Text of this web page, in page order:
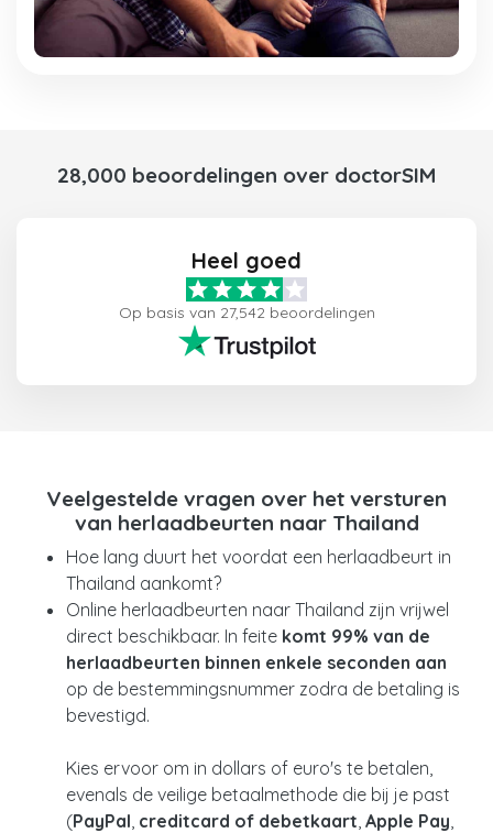
28,000 beoordelingen over doctorSIM
Heel goed
Op basis van 27,542 beoordelingen
Veelgestelde vragen over het versturen
van herlaadbeurten naar Thailand
Hoe lang duurt het voordat een herlaadbeurt in
Thailand aankomt?
Online herlaadbeurten naar Thailand zijn vrijwel
direct beschikbaar. In feite komt 99% van de
herlaadbeurten binnen enkele seconden aan
op de bestemmingsnummer zodra de betaling is
bevestigd.
Kies ervoor om in dollars of euro's te betalen,
evenals de veilige betaalmethode die bij je past
(PayPal creditcard of debetkaart Apple Pay